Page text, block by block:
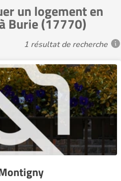
un logement en
Burie (17770)
1 résultat de recherche